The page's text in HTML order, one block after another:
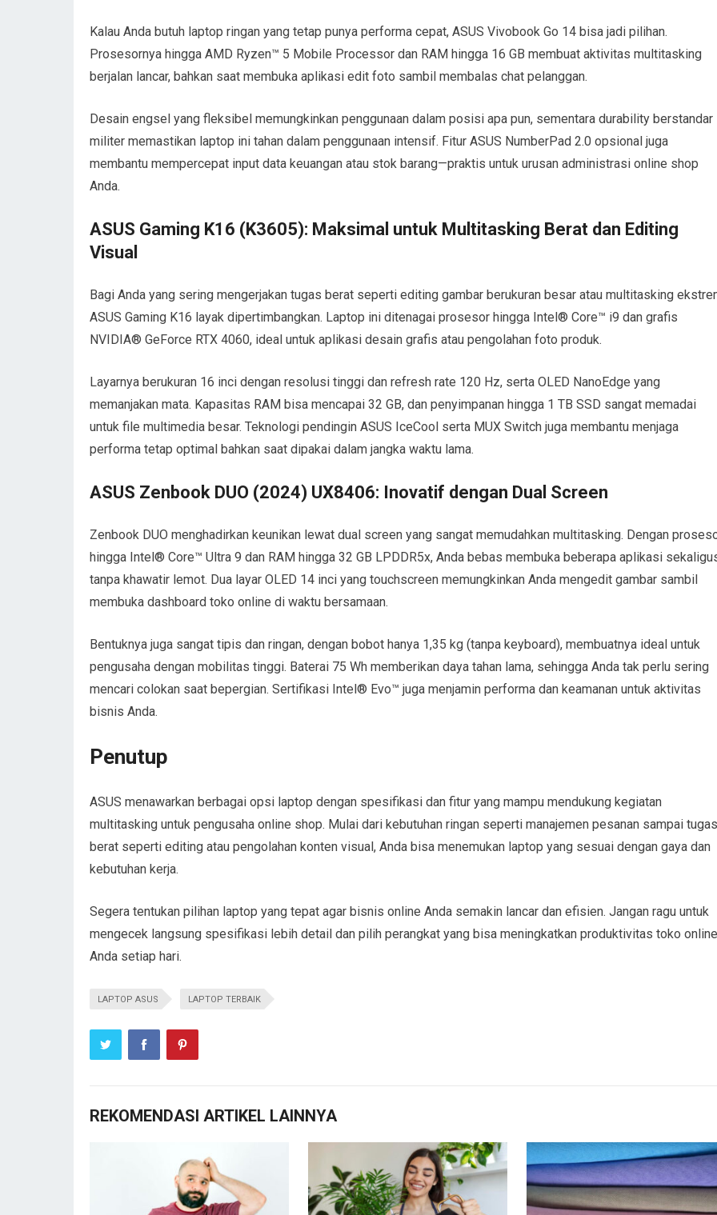
Kalau Anda butuh laptop ringan yang tetap punya performa cepat, ASUS Vivobook Go 14 bisa jadi pilihan.
Prosesornya hingga AMD Ryzen™ 5 Mobile Processor dan RAM hingga 16 GB membuat aktivitas multitasking
berjalan lancar, bahkan saat membuka aplikasi edit foto sambil membalas chat pelanggan.
Desain engsel yang fleksibel memungkinkan penggunaan dalam posisi apa pun, sementara durability berstandar
militer memastikan laptop ini tahan dalam penggunaan intensif. Fitur ASUS NumberPad 2.0 opsional juga
membantu mempercepat input data keuangan atau stok barang—praktis untuk urusan administrasi online shop
Anda.
ASUS Gaming K16 (K3605): Maksimal untuk Multitasking Berat dan Editing
Visual
Bagi Anda yang sering mengerjakan tugas berat seperti editing gambar berukuran besar atau multitasking
ASUS Gaming K16 layak dipertimbangkan. Laptop ini ditenagai prosesor hingga Intel® Core™ i9 dan grafis
NVIDIA® GeForce RTX 4060, ideal untuk aplikasi desain grafis atau pengolahan foto produk.
Layarnya berukuran 16 inci dengan resolusi tinggi dan refresh rate 120 Hz, serta OLED NanoEdge yang
memanjakan mata. Kapasitas RAM bisa mencapai 32 GB, dan penyimpanan hingga 1 TB SSD sangat memadai
untuk file multimedia besar. Teknologi pendingin ASUS IceCool serta MUX Switch juga membantu menjaga
performa tetap optimal bahkan saat dipakai dalam jangka waktu lama.
ASUS Zenbook DUO (2024) UX8406: Inovatif dengan Dual Screen
Zenbook DUO menghadirkan keunikan lewat dual screen yang sangat memudahkan multitasking. Dengan
hingga Intel® Core™ Ultra 9 dan RAM hingga 32 GB LPDDR5x, Anda bebas membuka beberapa aplikasi
tanpa khawatir lemot. Dua layar OLED 14 inci yang touchscreen memungkinkan Anda mengedit gambar sambil
membuka dashboard toko online di waktu bersamaan.
Bentuknya juga sangat tipis dan ringan, dengan bobot hanya 1,35 kg (tanpa keyboard), membuatnya ideal untuk
pengusaha dengan mobilitas tinggi. Baterai 75 Wh memberikan daya tahan lama, sehingga Anda tak perlu sering
mencari colokan saat bepergian. Sertifikasi Intel® Evo™ juga menjamin performa dan keamanan untuk aktivitas
bisnis Anda.
Penutup
ASUS menawarkan berbagai opsi laptop dengan spesifikasi dan fitur yang mampu mendukung kegiatan
multitasking untuk pengusaha online shop. Mulai dari kebutuhan ringan seperti manajemen pesanan sampai tugas
berat seperti editing atau pengolahan konten visual, Anda bisa menemukan laptop yang sesuai dengan gaya dan
kebutuhan kerja.
Segera tentukan pilihan laptop yang tepat agar bisnis online Anda semakin lancar dan efisien. Jangan ragu untuk
mengecek langsung spesifikasi lebih detail dan pilih perangkat yang bisa meningkatkan produktivitas toko online
Anda setiap hari.
LAPTOP ASUS LAPTOP TERBAIK
REKOMENDASI ARTIKEL LAINNYA